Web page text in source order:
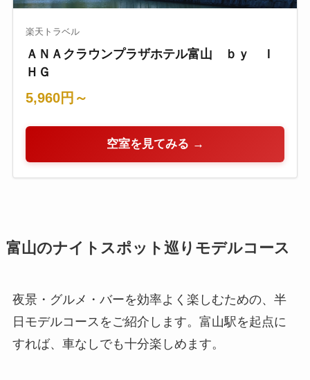
楽天トラベル
ＡＮＡクラウンプラザホテル富山 ｂｙ Ｉ
ＨＧ
5,960円～
空室を見てみる →
富山のナイトスポット巡りモデルコース
夜景・グルメ・バーを効率よく楽しむための、半
日モデルコースをご紹介します。富山駅を起点に
すれば、車なしでも十分楽しめます。